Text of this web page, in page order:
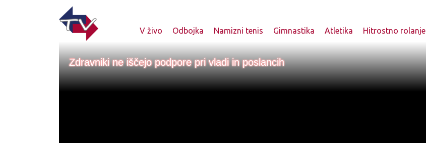
V živo Odbojka Namizni tenis Gimnastika Atletika Hitrostno rolanje
Zdravniki ne iščejo podpore pri vladi in poslancih